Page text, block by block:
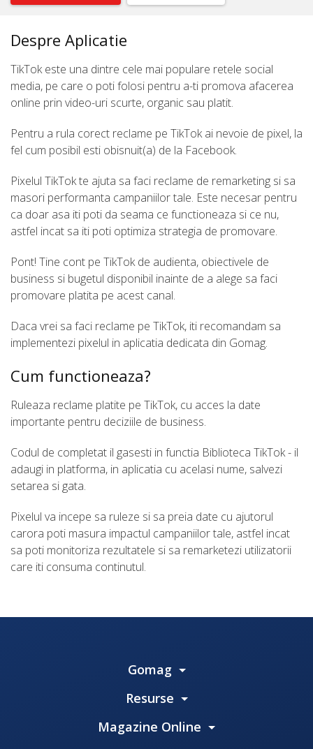
Despre Aplicatie
TikTok este una dintre cele mai populare retele social
media, pe care o poti folosi pentru a-ti promova afacerea
online prin video-uri scurte, organic sau platit.
Pentru a rula corect reclame pe TikTok ai nevoie de pixel, la
fel cum posibil esti obisnuit(a) de la Facebook.
Pixelul TikTok te ajuta sa faci reclame de remarketing si sa
masori performanta campaniilor tale. Este necesar pentru
ca doar asa iti poti da seama ce functioneaza si ce nu,
astfel incat sa iti poti optimiza strategia de promovare.
Pont! Tine cont pe TikTok de audienta, obiectivele de
business si bugetul disponibil inainte de a alege sa faci
promovare platita pe acest canal.
Daca vrei sa faci reclame pe TikTok, iti recomandam sa
implementezi pixelul in aplicatia dedicata din Gomag.
Cum functioneaza?
Ruleaza reclame platite pe TikTok, cu acces la date
importante pentru deciziile de business.
Codul de completat il gasesti in functia Biblioteca TikTok - il
adaugi in platforma, in aplicatia cu acelasi nume, salvezi
setarea si gata.
Pixelul va incepe sa ruleze si sa preia date cu ajutorul
carora poti masura impactul campaniilor tale, astfel incat
sa poti monitoriza rezultatele si sa remarketezi utilizatorii
care iti consuma continutul.
Gomag
Resurse
Magazine Online